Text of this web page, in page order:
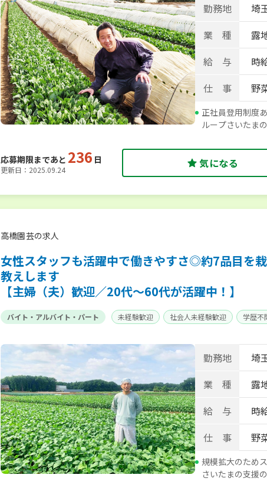
勤務地
埼
業 種
露
給 与
時
仕 事
野
正社員登用制度
ループさいたま
応募期限まであと 236 日
更新日：2025.09.24 気になる
高橋園芸の求人
女性スタッフも活躍中で働きやすさ◎約7品目を
教えします
【主婦（夫）歓迎／20代～60代が活躍中！】
バイト・アルバイト・パート 未経験歓迎 社会人未経験歓迎 学歴不
勤務地
埼
業 種
露
給 与
時
仕 事
野
規模拡大のため
さいたまの支援